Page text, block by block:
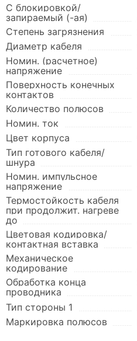
С блокировкой/
запираемый (-ая)
Степень загрязнения
Диаметр кабеля
Номин. (расчетное)
напряжение
Поверхность конечных
контактов
Количество полюсов
Номин. ток
Цвет корпуса
Тип готового кабеля/
шнура
Номин. импульсное
напряжение
Термостойкость кабеля
при продолжит. нагреве
до
Цветовая кодировка/
контактная вставка
Механическое
кодирование
Обработка конца
проводника
Тип стороны 1
Маркировка полюсов